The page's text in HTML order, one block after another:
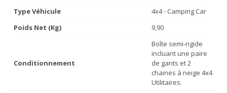
Type Véhicule
4x4 - Camping Car
Poids Net (Kg)
9,90
Conditionnement
Boîte semi-rigide
incluant une paire
de gants et 2
chaines à neige 4x4
Utilitaires.